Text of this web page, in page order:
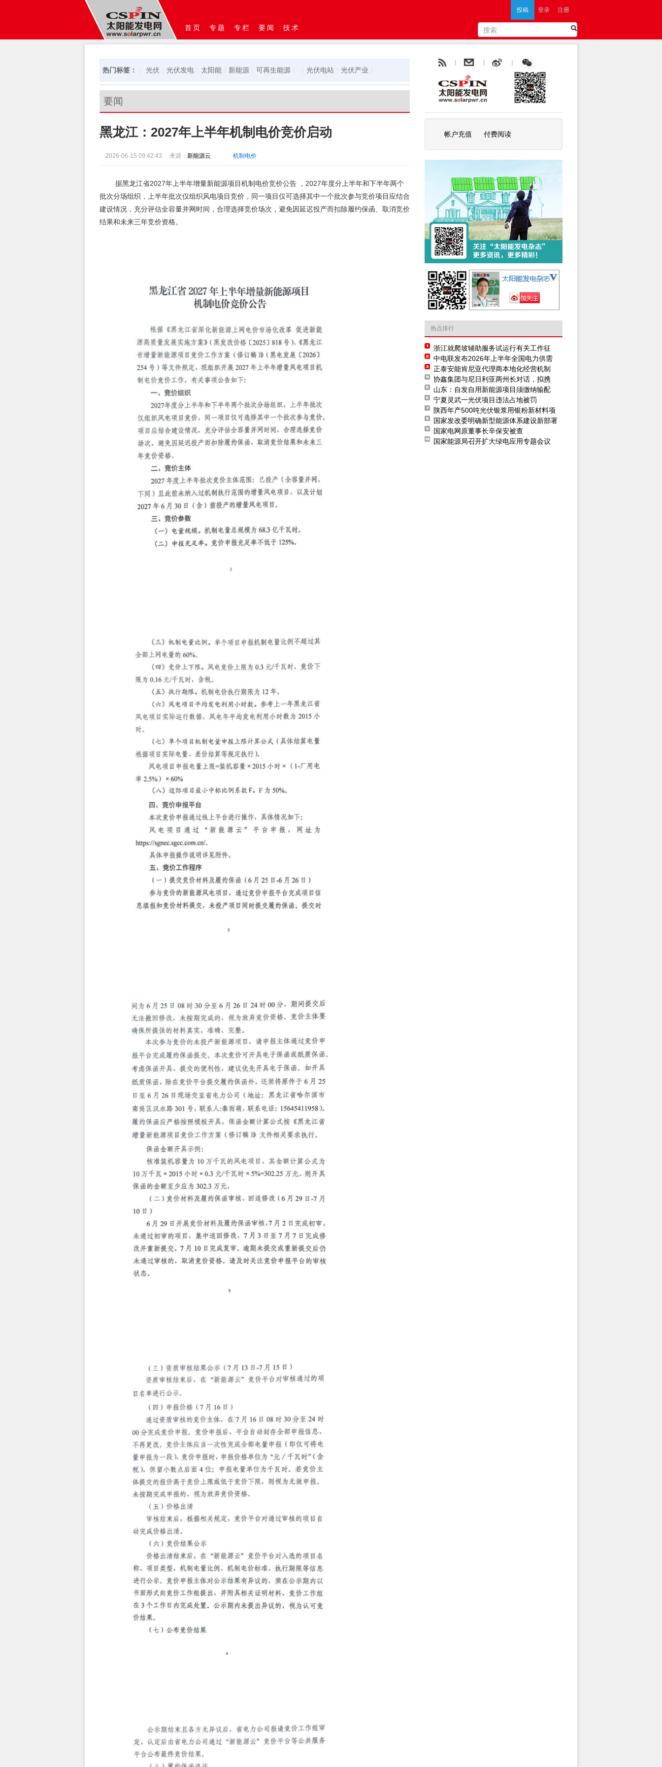
投稿 登录 注册
首页 专题 专栏 要闻 技术
热门标签： 光伏 光伏发电 太阳能 新能源 可再生能源 光伏电站 光伏产业
要闻
黑龙江：2027年上半年机制电价竞价启动
2026-06-15 09:42:43 来源： 新能源云 机制电价
据黑龙江省2027年上半年增量新能源项目机制电价竞价公告 ，2027年度分上半年和下半年两个
批次分场组织，上半年批次仅组织风电项目竞价，同一项目仅可选择其中一个批次参与竞价项目应结合
建设情况，充分评估全容量并网时间，合理选择竞价场次，避免因延迟投产而扣除履约保函、取消竞价
结果和未来三年竞价资格。
帐户充值 付费阅读
热点排行
浙江就爬坡辅助服务试运行有关工作征
中电联发布2026年上半年全国电力供需
正泰安能肯尼亚代理商本地化经营机制
协鑫集团与尼日利亚两州长对话，拟携
山东：自发自用新能源项目须缴纳输配
宁夏灵武一光伏项目违法占地被罚
陕西年产500吨光伏银浆用银粉新材料项
国家发改委明确新型能源体系建设新部署
国家电网原董事长辛保安被查
国家能源局召开扩大绿电应用专题会议